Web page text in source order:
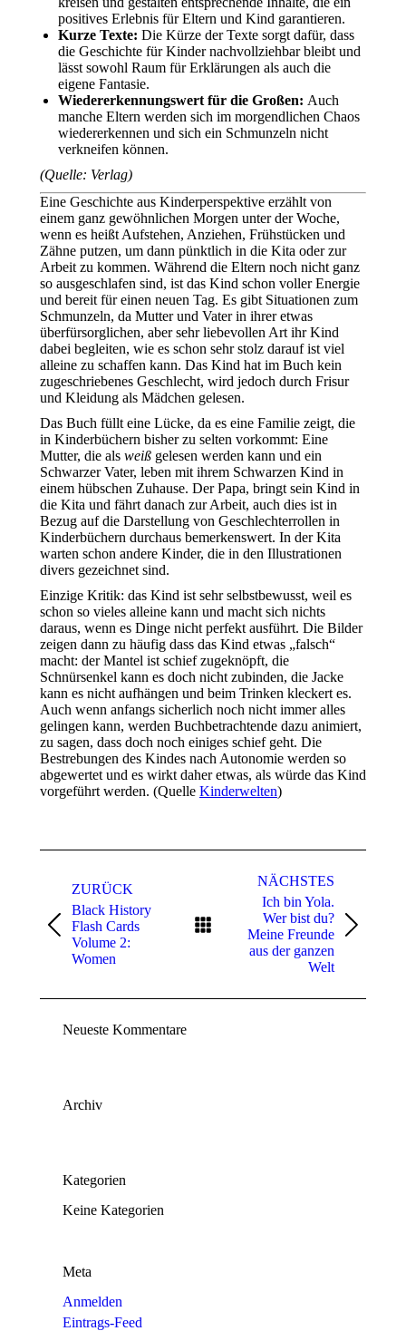
positives Erlebnis für Eltern und Kind garantieren.
Kurze Texte: Die Kürze der Texte sorgt dafür, dass
die Geschichte für Kinder nachvollziehbar bleibt und
lässt sowohl Raum für Erklärungen als auch die
eigene Fantasie.
Wiedererkennungswert für die Großen: Auch
manche Eltern werden sich im morgendlichen Chaos
wiedererkennen und sich ein Schmunzeln nicht
verkneifen können.
(Quelle: Verlag)
Eine Geschichte aus Kinderperspektive erzählt von
einem ganz gewöhnlichen Morgen unter der Woche,
wenn es heißt Aufstehen, Anziehen, Frühstücken und
Zähne putzen, um dann pünktlich in die Kita oder zur
Arbeit zu kommen. Während die Eltern noch nicht ganz
so ausgeschlafen sind, ist das Kind schon voller Energie
und bereit für einen neuen Tag. Es gibt Situationen zum
Schmunzeln, da Mutter und Vater in ihrer etwas
überfürsorglichen, aber sehr liebevollen Art ihr Kind
dabei begleiten, wie es schon sehr stolz darauf ist viel
alleine zu schaffen kann. Das Kind hat im Buch kein
zugeschriebenes Geschlecht, wird jedoch durch Frisur
und Kleidung als Mädchen gelesen.
Das Buch füllt eine Lücke, da es eine Familie zeigt, die
in Kinderbüchern bisher zu selten vorkommt: Eine
Mutter, die als weiß gelesen werden kann und ein
Schwarzer Vater, leben mit ihrem Schwarzen Kind in
einem hübschen Zuhause. Der Papa, bringt sein Kind in
die Kita und fährt danach zur Arbeit, auch dies ist in
Bezug auf die Darstellung von Geschlechterrollen in
Kinderbüchern durchaus bemerkenswert. In der Kita
warten schon andere Kinder, die in den Illustrationen
divers gezeichnet sind.
Einzige Kritik: das Kind ist sehr selbstbewusst, weil es
schon so vieles alleine kann und macht sich nichts
daraus, wenn es Dinge nicht perfekt ausführt. Die Bilder
zeigen dann zu häufig dass das Kind etwas „falsch“
macht: der Mantel ist schief zugeknöpft, die
Schnürsenkel kann es doch nicht zubinden, die Jacke
kann es nicht aufhängen und beim Trinken kleckert es.
Auch wenn anfangs sicherlich noch nicht immer alles
gelingen kann, werden Buchbetrachtende dazu animiert,
zu sagen, dass doch noch einiges schief geht. Die
Bestrebungen des Kindes nach Autonomie werden so
abgewertet und es wirkt daher etwas, als würde das Kind
vorgeführt werden. (Quelle Kinderwelten)
navigation
ZURÜCK
Previous
project:
Black History
Flash Cards
Volume 2:
Women
NÄCHSTES
Next
project:
Ich bin Yola.
Wer bist du?
Meine Freunde
aus der ganzen
Welt
Neueste Kommentare
Archiv
Kategorien
Keine Kategorien
Meta
Anmelden
Eintrags-Feed